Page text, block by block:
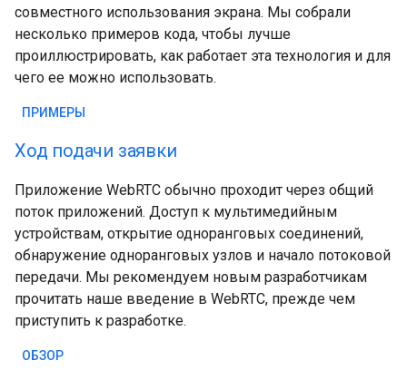
совместного использования экрана. Мы собрали
несколько примеров кода, чтобы лучше
проиллюстрировать, как работает эта технология и для
чего ее можно использовать.
ПРИМЕРЫ
Ход подачи заявки
Приложение WebRTC обычно проходит через общий
поток приложений. Доступ к мультимедийным
устройствам, открытие одноранговых соединений,
обнаружение одноранговых узлов и начало потоковой
передачи. Мы рекомендуем новым разработчикам
прочитать наше введение в WebRTC, прежде чем
приступить к разработке.
ОБЗОР